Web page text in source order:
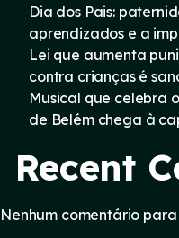
Dia dos Pais:
aprendizados e a
Lei que aumenta
contra crianças é
Musical que celebra
de Belém chega à
Recent
Nenhum comentário para